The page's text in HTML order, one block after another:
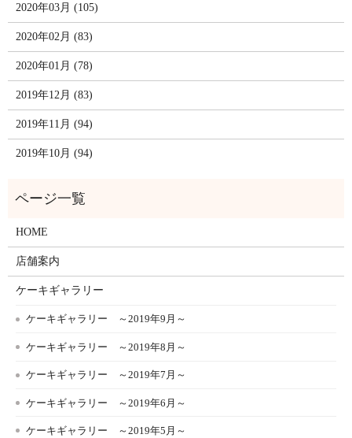
2020年03月 (105)
2020年02月 (83)
2020年01月 (78)
2019年12月 (83)
2019年11月 (94)
2019年10月 (94)
HOME
店舗案内
ケーキギャラリー
ケーキギャラリー ～2019年9月～
ケーキギャラリー ～2019年8月～
ケーキギャラリー ～2019年7月～
ケーキギャラリー ～2019年6月～
ケーキギャラリー ～2019年5月～